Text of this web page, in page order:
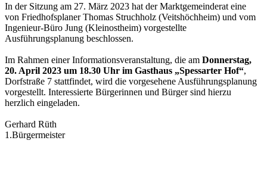
In der Sitzung am 27. März 2023 hat der Marktgemeinderat eine
von Friedhofsplaner Thomas Struchholz (Veitshöchheim) und vom
Ingenieur-Büro Jung (Kleinostheim) vorgestellte
Ausführungsplanung beschlossen.
Im Rahmen einer Informationsveranstaltung, die am Donnerstag,
20. April 2023 um 18.30 Uhr im Gasthaus „Spessarter Hof“,
Dorfstraße 7 stattfindet, wird die vorgesehene Ausführungsplanung
vorgestellt. Interessierte Bürgerinnen und Bürger sind hierzu
herzlich eingeladen.
Gerhard Rüth
1.Bürgermeister